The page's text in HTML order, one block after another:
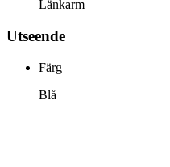
Länkarm
Utseende
Färg
Blå